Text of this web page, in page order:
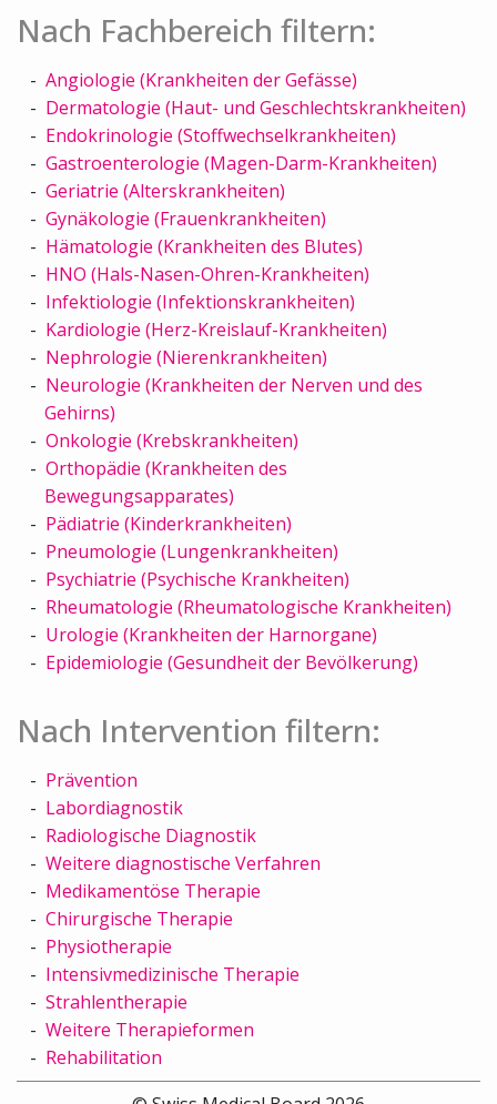
Nach Fachbereich filtern:
Angiologie (Krankheiten der Gefässe)
Dermatologie (Haut- und Geschlechtskrankheiten)
Endokrinologie (Stoffwechselkrankheiten)
Gastroenterologie (Magen-Darm-Krankheiten)
Geriatrie (Alterskrankheiten)
Gynäkologie (Frauenkrankheiten)
Hämatologie (Krankheiten des Blutes)
HNO (Hals-Nasen-Ohren-Krankheiten)
Infektiologie (Infektionskrankheiten)
Kardiologie (Herz-Kreislauf-Krankheiten)
Nephrologie (Nierenkrankheiten)
Neurologie (Krankheiten der Nerven und des
Gehirns)
Onkologie (Krebskrankheiten)
Orthopädie (Krankheiten des
Bewegungsapparates)
Pädiatrie (Kinderkrankheiten)
Pneumologie (Lungenkrankheiten)
Psychiatrie (Psychische Krankheiten)
Rheumatologie (Rheumatologische Krankheiten)
Urologie (Krankheiten der Harnorgane)
Epidemiologie (Gesundheit der Bevölkerung)
Nach Intervention filtern:
Prävention
Labordiagnostik
Radiologische Diagnostik
Weitere diagnostische Verfahren
Medikamentöse Therapie
Chirurgische Therapie
Physiotherapie
Intensivmedizinische Therapie
Strahlentherapie
Weitere Therapieformen
Rehabilitation